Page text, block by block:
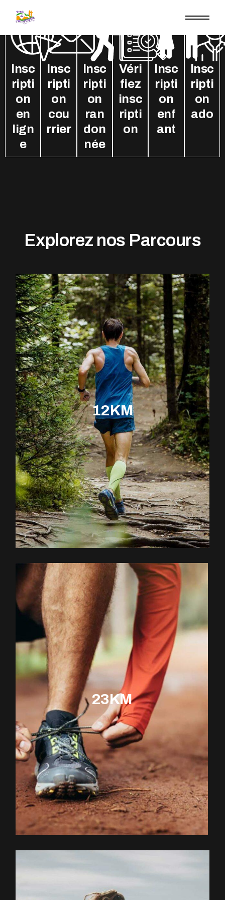
Insc
ripti
on
en
lign
e
Insc
ripti
on
cou
rrier
Insc
ripti
on
ran
don
née
Véri
fiez
insc
ripti
on
Insc
ripti
on
enf
ant
Insc
ripti
on
ado
Explorez nos Parcours
12KM
EXPLOREZ LE PARCOURS
23KM
EXPLOREZ LE PARCOURS